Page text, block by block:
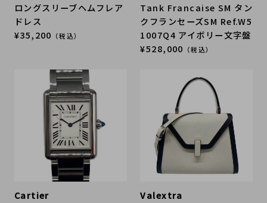
ロングスリーブヘムフレア
ドレス
¥35,200 （税込）
Tank Francaise SM タン
クフランセーズSM Ref.W5
1007Q4 アイボリー文字盤
¥528,000 （税込）
Cartier
Valextra